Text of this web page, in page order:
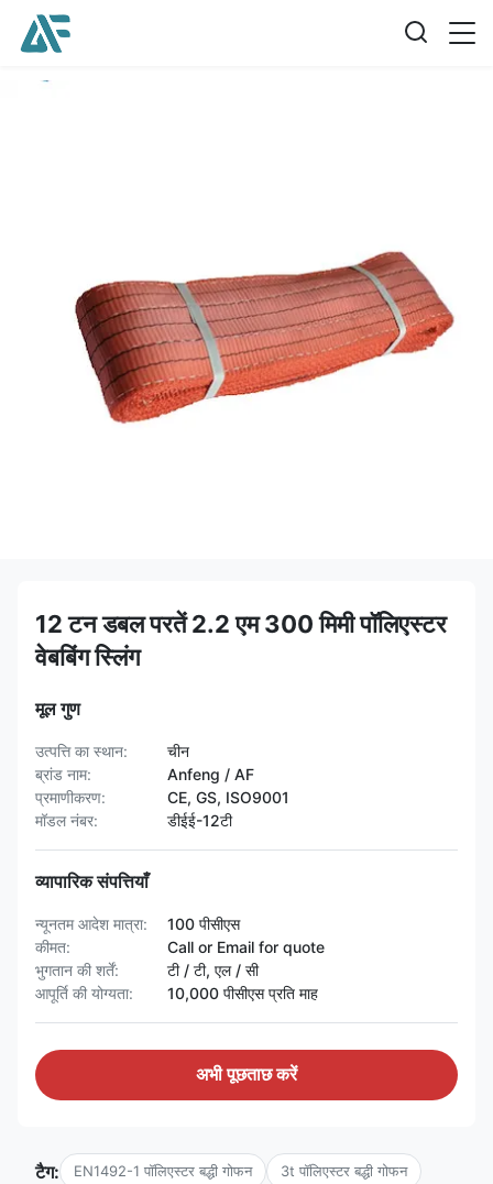
12 टन डबल परतें 2.2 एम 300 मिमी पॉलिएस्टर
वेबबिंग स्लिंग
मूल गुण
उत्पत्ति का स्थान:
चीन
ब्रांड नाम:
Anfeng / AF
प्रमाणीकरण:
CE, GS, ISO9001
मॉडल नंबर:
डीईई-12टी
व्यापारिक संपत्तियाँ
न्यूनतम आदेश मात्रा:
100 पीसीएस
कीमत:
Call or Email for quote
भुगतान की शर्तें:
टी / टी, एल / सी
आपूर्ति की योग्यता:
10,000 पीसीएस प्रति माह
अभी पूछताछ करें
टैग: EN1492-1 पॉलिएस्टर बद्धी गोफन 3t पॉलिएस्टर बद्धी गोफन